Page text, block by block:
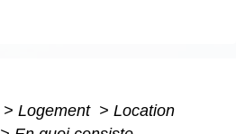
> Logement > Location